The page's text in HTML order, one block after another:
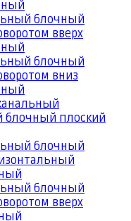
блочный
вверх
блочный
вниз
блочный плоский
блочный
блочный
вверх